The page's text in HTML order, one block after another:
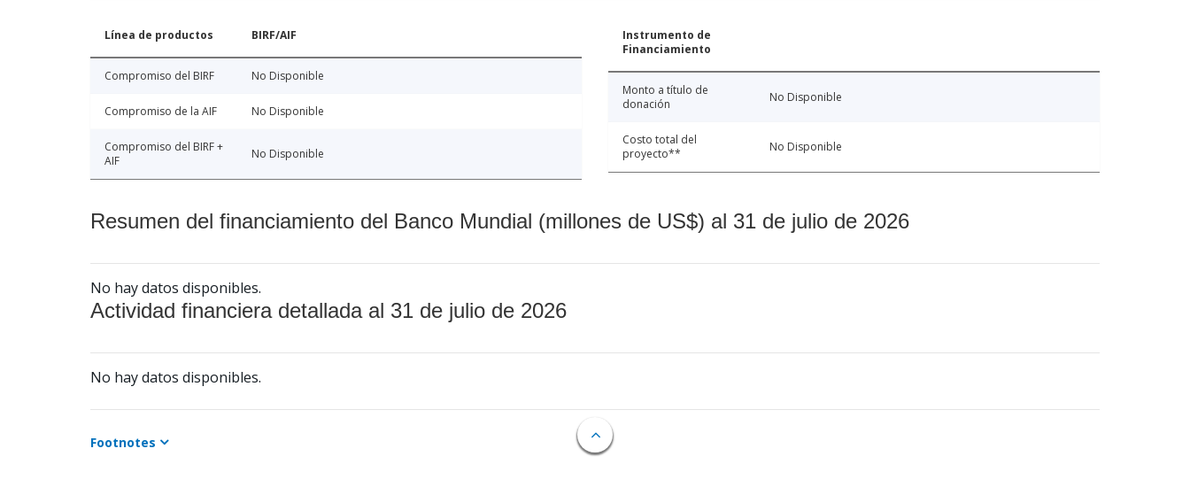
Línea de productos BIRF/AIF
Compromiso del BIRF No Disponible
Compromiso de la AIF No Disponible
Compromiso del BIRF +
AIF
No Disponible
Instrumento de
Financiamiento
Monto a título de
donación
No Disponible
Costo total del
proyecto**
No Disponible
Resumen del financiamiento del Banco Mundial (millones de US$) al 31 de julio de 2026
No hay datos disponibles.
Actividad financiera detallada al 31 de julio de 2026
No hay datos disponibles.
Footnotes